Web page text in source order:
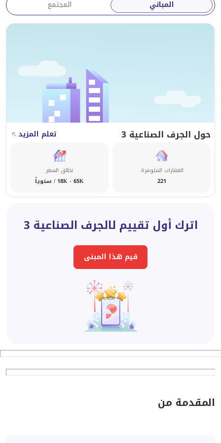
عليك إدارة التكاليف التشغيلية.
المباني المجتمع
حول الجرف الصناعية 3 تعلم المزيد
العقارات المتوفرة.
221
نطاق السعر
18K - 65K / سنوياً
اترك أول تقييم لالجرف الصناعية 3
قيم هذا المبنى
المقدمة من